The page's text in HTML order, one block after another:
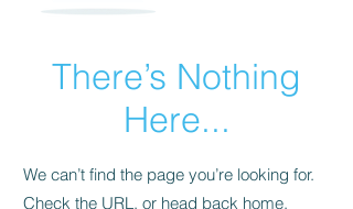
There’s Nothing
Here...
We can’t find the page you’re looking for.
Check the URL, or head back home.